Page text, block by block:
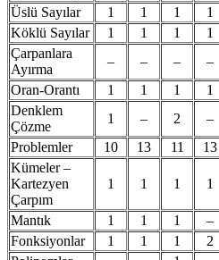
Üslü Sayılar
1 1 1 1
Köklü Sayılar
1 1 1 1
Çarpanlara
Ayırma
– – – –
Oran-Orantı
1 1 1 1
Denklem
Çözme
1 – 2 –
Problemler
10 13 11 13
Kümeler –
Kartezyen
Çarpım
1 1 1 1
Mantık 1 1 1 –
Fonksiyonlar
1 1 1 2